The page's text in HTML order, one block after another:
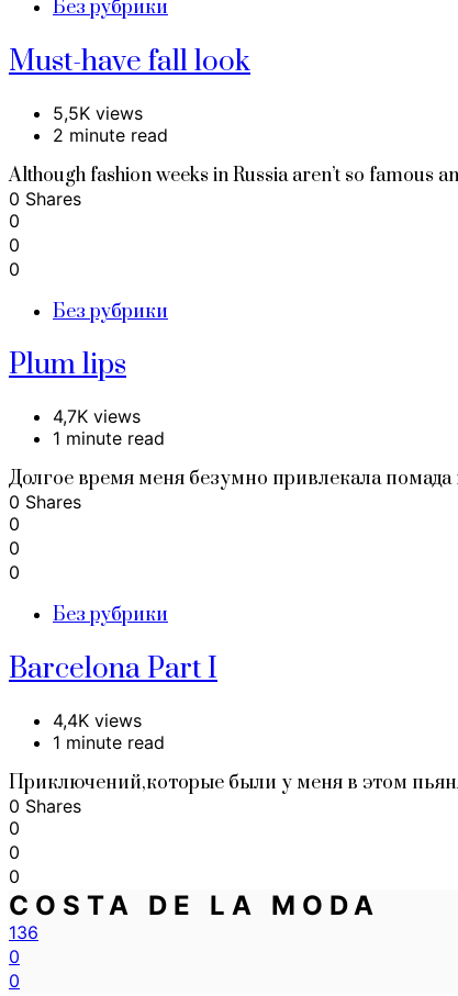
Без рубрики
Must-have fall look
5,5K views
2 minute read
Although fashion weeks in Russia aren’t so
0 Shares
0
0
0
Без рубрики
Plum lips
4,7K views
1 minute read
Долгое время меня безумно привлекала
0 Shares
0
0
0
Без рубрики
Barcelona Part I
4,4K views
1 minute read
Приключений,которые были у меня в этом
0 Shares
0
0
0
COSTA DE LA MODA
136
0
0